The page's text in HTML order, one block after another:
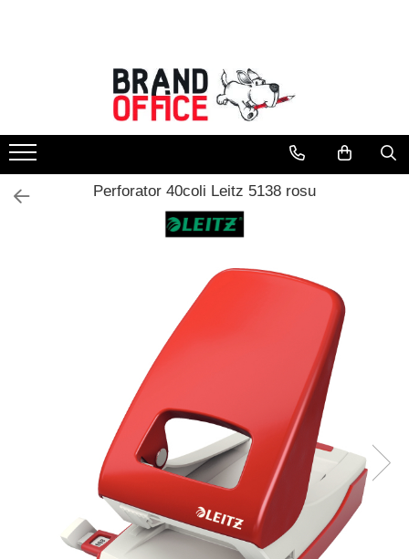
Unitate Protejata - PRODUCTIE
Hartie copiator si produse
tipografice
Produse consumabile din hartie
Saci menajeri (Unitate Protejata)
Agende, calendare si organizatoare
Agende personalizabile
Organizatoare business
Hartie si articole din hartie
Bibliorafturi, caiete mecanice,
separatoare
Capsatoare, capse si
perforatoare
Caiete si blocnotesuri
Perforator 40coli Leitz 5138 rosu